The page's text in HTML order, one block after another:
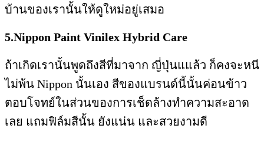
บ้านของเรานั้นให้ดูใหม่อยู่เสมอ
5.Nippon Paint Vinilex Hybrid Care
ถ้าเกิดเรานั้นพูดถึงสีที่มาจาก ญี่ปุ่นแแล้ว ก็คงจะหนี
ไม่พ้น Nippon นั้นเอง สีของแบรนด์นี้นั้นค่อนข้าว
ตอบโจทย์ในส่วนของการเช็ดล้างทำความสะอาด
เลย แถมฟิล์มสีนั้น ยังแน่น และสวยงามดี